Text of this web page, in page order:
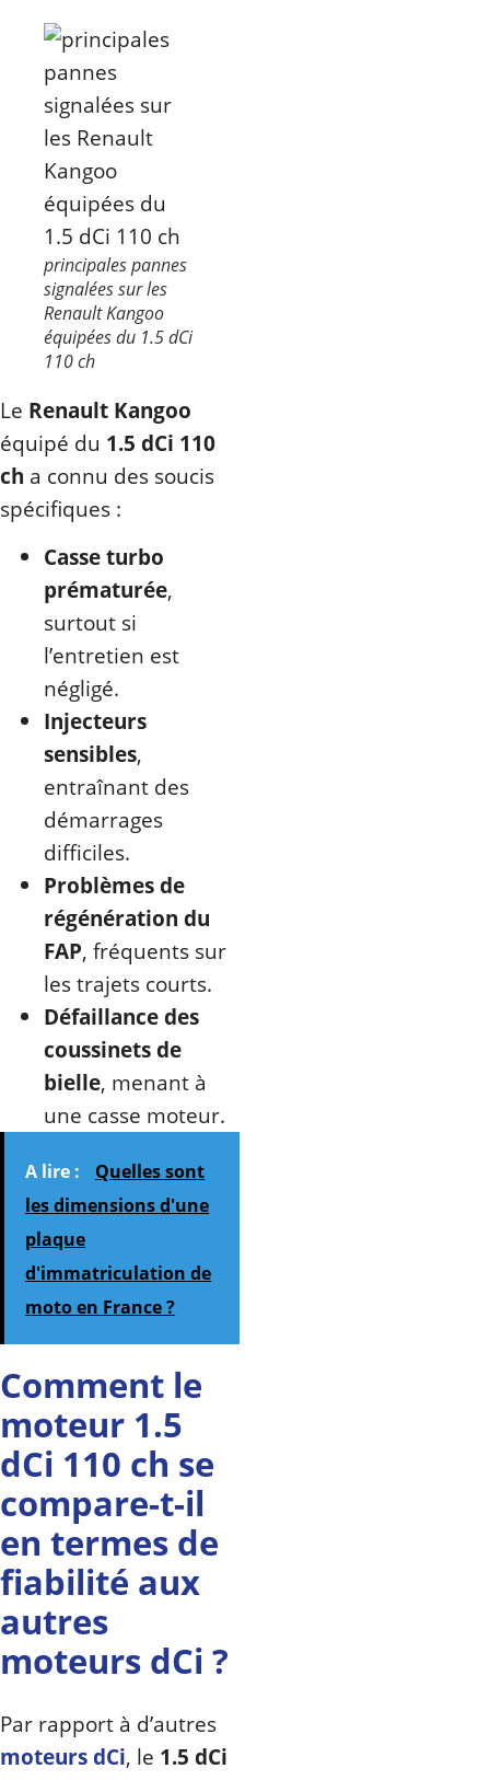
principales pannes
signalées sur les
Renault Kangoo
équipées du 1.5 dCi
110 ch
Le Renault Kangoo
équipé du 1.5 dCi 110
ch a connu des soucis
spécifiques :
Casse turbo
prématurée,
surtout si
l’entretien est
négligé.
Injecteurs
sensibles,
entraînant des
démarrages
difficiles.
Problèmes de
régénération du
FAP, fréquents sur
les trajets courts.
Défaillance des
coussinets de
bielle, menant à
une casse moteur.
A lire :
Quelles sont
les dimensions d'une
plaque
d'immatriculation de
moto en France ?
Comment le
moteur 1.5
dCi 110 ch se
compare-t-il
en termes de
fiabilité aux
autres
moteurs dCi ?
Par rapport à d’autres
moteurs dCi, le 1.5 dCi